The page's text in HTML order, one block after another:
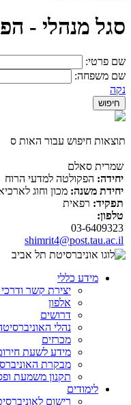
סגל מנהלי -
שם פרטי:
שם משפחה:
נקה
תוצאות חיפוש עבור האות ס
שמרית סאלם
יחידה: הפקולטה למדעי הרוח
יחידת משנה: מכון וחוג
תפקיד: רפאית
טלפון:
03-6409323
shimrit4@post.tau.ac.il
מידע כללי
יצירת קשר
אלפון
דרושים
נהלי
מכרזים
מידע לשעת
מבקרת
תקנון משמעת
לימודים
רישום